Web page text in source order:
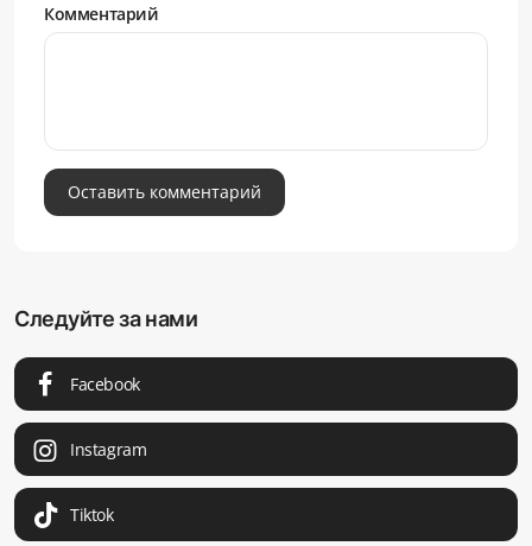
Комментарий
Оставить комментарий
Следуйте за нами
Facebook
Instagram
Tiktok